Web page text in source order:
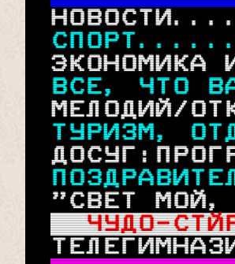
ВСЕ, ЧТО
МЕЛОДИЙ/
ТУРИЗМ,
"СВЕТ МОЙ,
ЧУДО-